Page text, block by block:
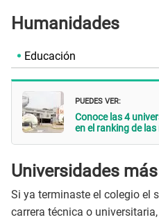
Humanidades
Educación
PUEDES VER:
Conoce las 4
en el ranking de
Universidades
Si ya terminaste el colegio el
carrera técnica o